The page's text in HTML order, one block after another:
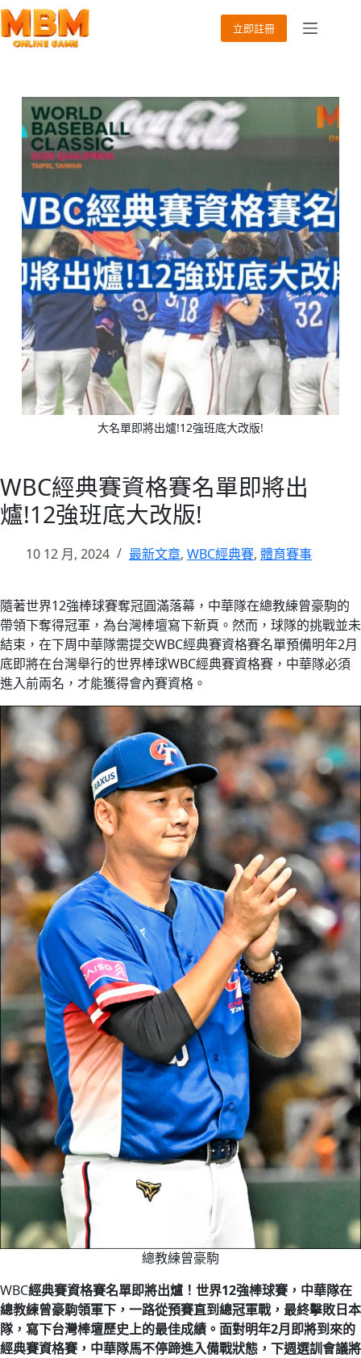
跳
至
立即註冊
大名單即將出爐!12強班底大改版!
WBC經典賽資格賽名單即將出
爐!12強班底大改版!
10 12 月, 2024 最新文章, WBC經典賽, 體育賽事
隨著世界12強棒球賽奪冠圓滿落幕，中華隊在總教練曾豪駒的
帶領下奪得冠軍，為台灣棒壇寫下新頁。然而，球隊的挑戰並未
結束，在下周中華隊需提交WBC經典賽資格賽名單預備明年2月
底即將在台灣舉行的世界棒球WBC經典賽資格賽，中華隊必須
進入前兩名，才能獲得會內賽資格。
總教練曾豪駒
WBC經典賽資格賽名單即將出爐！世界12強棒球賽，中華隊在
總教練曾豪駒領軍下，一路從預賽直到總冠軍戰，最終擊敗日本
隊，寫下台灣棒壇歷史上的最佳成績。面對明年2月即將到來的
經典賽資格賽，中華隊馬不停蹄進入備戰狀態，下週選訓會議將